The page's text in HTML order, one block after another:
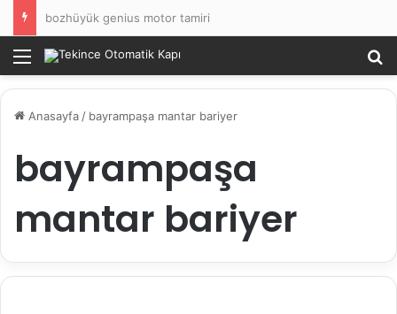
bozhüyük genius motor tamiri
Menü
Anasayfa / bayrampaşa mantar bariyer
bayrampaşa
mantar bariyer